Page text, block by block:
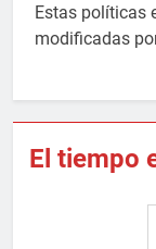
Estas políticas
modificadas
El tiempo